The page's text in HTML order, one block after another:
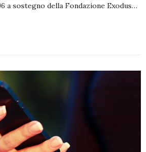
a sostegno della Fondazione Exodus…